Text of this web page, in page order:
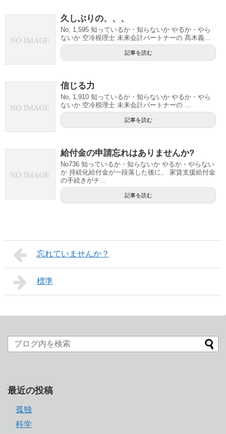
久しぶりの、、、
No, 1,595 知っているか・知らないか やるか・やら
ないか 空冷税理士 未来会計パートナーの 髙木義...
記事を読む
信じる力
No, 1,910 知っているか・知らないか やるか・やら
ないか 空冷税理士 未来会計パートナーの ...
記事を読む
給付金の申請忘れはありませんか?
No736 知っているか・知らないか やるか・やらない
か 持続化給付金が一段落した後に、 家賃支援給付金
の手続きがチ...
記事を読む
忘れていませんか？
標準
最近の投稿
孤独
科学